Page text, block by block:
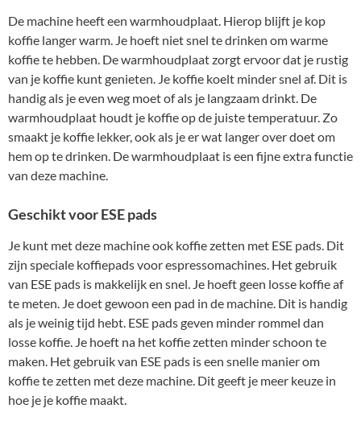
De machine heeft een warmhoudplaat. Hierop blijft je kop
koffie langer warm. Je hoeft niet snel te drinken om warme
koffie te hebben. De warmhoudplaat zorgt ervoor dat je rustig
van je koffie kunt genieten. Je koffie koelt minder snel af. Dit is
handig als je even weg moet of als je langzaam drinkt. De
warmhoudplaat houdt je koffie op de juiste temperatuur. Zo
smaakt je koffie lekker, ook als je er wat langer over doet om
hem op te drinken. De warmhoudplaat is een fijne extra functie
van deze machine.
Geschikt voor ESE pads
Je kunt met deze machine ook koffie zetten met ESE pads. Dit
zijn speciale koffiepads voor espressomachines. Het gebruik
van ESE pads is makkelijk en snel. Je hoeft geen losse koffie af
te meten. Je doet gewoon een pad in de machine. Dit is handig
als je weinig tijd hebt. ESE pads geven minder rommel dan
losse koffie. Je hoeft na het koffie zetten minder schoon te
maken. Het gebruik van ESE pads is een snelle manier om
koffie te zetten met deze machine. Dit geeft je meer keuze in
hoe je je koffie maakt.